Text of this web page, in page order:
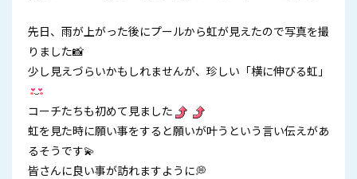
先日、雨が上がった後にプールから虹が見えたので写真を撮
りました📸
少し見えづらいかもしれませんが、珍しい「横に伸びる虹」
コーチたちも初めて見ました
虹を見た時に願い事をすると願いが叶うという言い伝えがあ
るそうです💫
皆さんに良い事が訪れますように💭